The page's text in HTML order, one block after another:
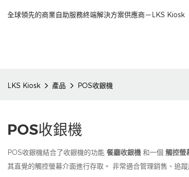
全球領先的商業自助服務終端解決方案供應商－LKS Kiosk
LKS Kiosk 產品 POS收銀機
POS收銀機
POS收銀機結合了收銀機的功能 餐廳收銀機 和一個 觸控螢
其直覺的觸控螢幕介面進行存取。 非常適合管理銷售、追